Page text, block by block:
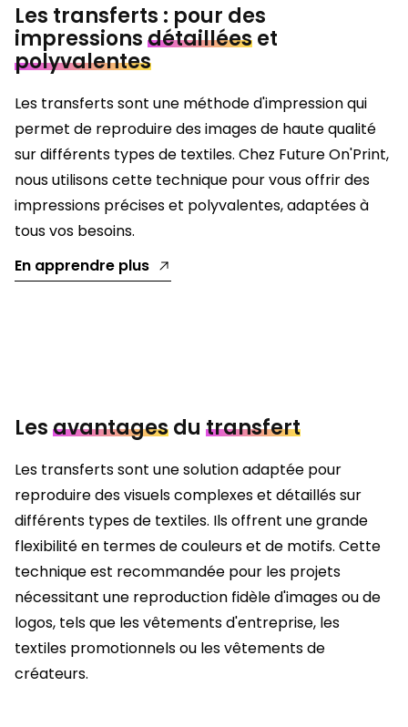
Les transferts : pour des
impressionsdétailléeset
polyvalentes
Les transferts sont une méthode d'impression qui
permet de reproduire des images de haute qualité
sur différents types de textiles. Chez Future On'Print,
nous utilisons cette technique pour vous offrir des
impressions précises et polyvalentes, adaptées à
tous vos besoins.
En apprendre plus
Lesavantagesdu transfert
Les transferts sont une solution adaptée pour
reproduire des visuels complexes et détaillés sur
différents types de textiles. Ils offrent une grande
flexibilité en termes de couleurs et de motifs. Cette
technique est recommandée pour les projets
nécessitant une reproduction fidèle d'images ou de
logos, tels que les vêtements d'entreprise, les
textiles promotionnels ou les vêtements de
créateurs.